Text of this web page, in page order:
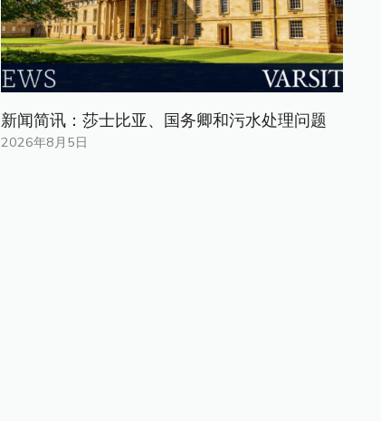
新闻简讯：莎士比亚、国务卿和污水处理问题
2026年8月5日